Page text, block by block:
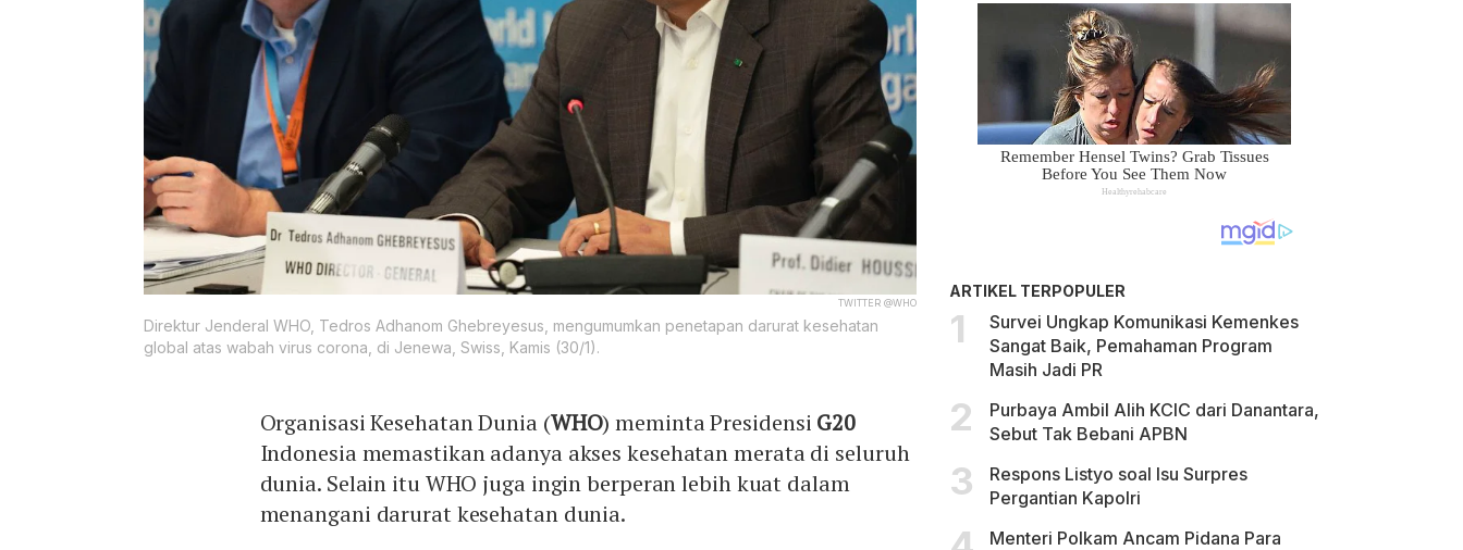
TWITTER @WHO
Direktur Jenderal WHO, Tedros Adhanom Ghebreyesus, mengumumkan penetapan darurat kesehatan
global atas wabah virus corona, di Jenewa, Swiss, Kamis (30/1).
Organisasi Kesehatan Dunia (WHO) meminta Presidensi G20
Indonesia memastikan adanya akses kesehatan merata di seluruh
dunia. Selain itu WHO juga ingin berperan lebih kuat dalam
menangani darurat kesehatan dunia.
ARTIKEL TERPOPULER
Survei Ungkap Komunikasi Kemenkes
Sangat Baik, Pemahaman Program
Masih Jadi PR
Purbaya Ambil Alih KCIC dari Danantara,
Sebut Tak Bebani APBN
Respons Listyo soal Isu Surpres
Pergantian Kapolri
Menteri Polkam Ancam Pidana Para